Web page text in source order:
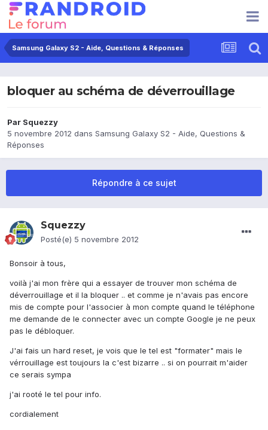
Samsung Galaxy S2 - Aide, Questions & Réponses
bloquer au schéma de déverrouillage
Par Squezzy
5 novembre 2012 dans Samsung Galaxy S2 - Aide, Questions &
Réponses
Répondre à ce sujet
Squezzy
Posté(e) 5 novembre 2012
Bonsoir à tous,
voilà j'ai mon frère qui a essayer de trouver mon schéma de
déverrouillage et il la bloquer .. et comme je n'avais pas encore
mis de compte pour l'associer à mon compte quand le téléphone
me demande de le connecter avec un compte Google je ne peux
pas le débloquer.
J'ai fais un hard reset, je vois que le tel est "formater" mais le
vérrouillage est toujours la c'est bizarre .. si on pourrait m'aider
ce serais sympa
j'ai rooté le tel pour info.
cordialement